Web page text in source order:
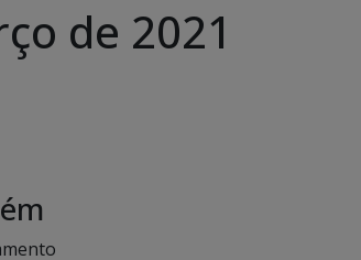
de 2021